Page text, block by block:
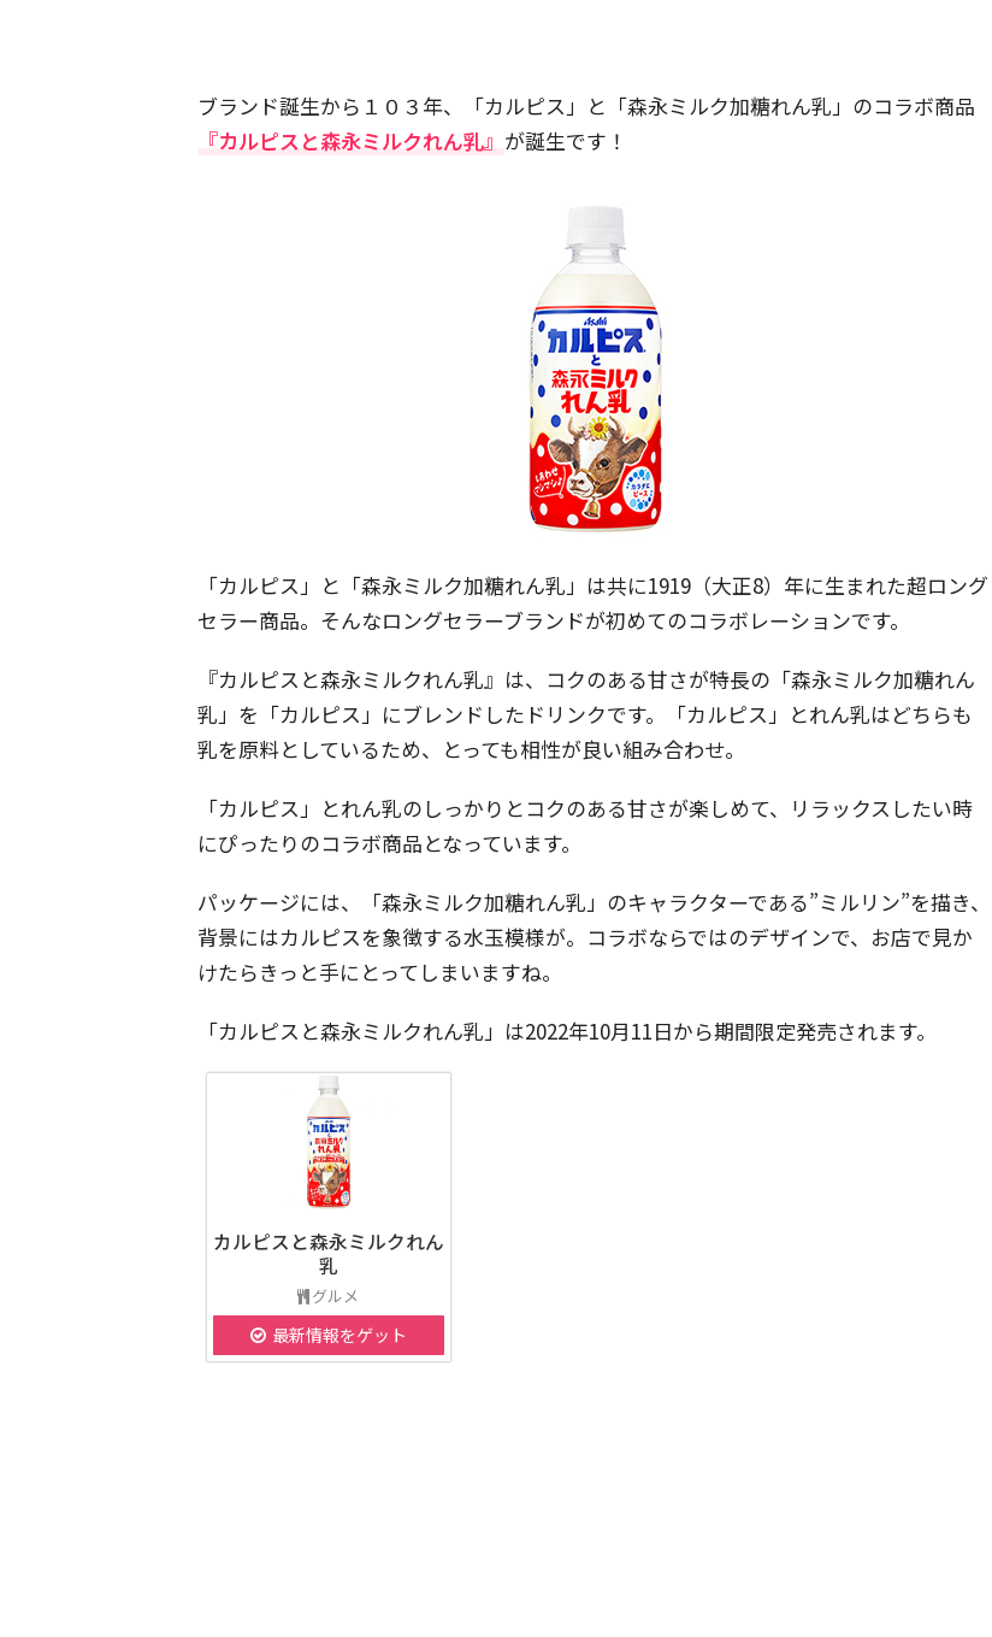
ブランド誕生から１０３年、「カルピス」と「森永ミルク加糖れん乳」のコラボ商品
『カルピスと森永ミルクれん乳』 が誕生です！
「カルピス」と「森永ミルク加糖れん乳」は共に1919（大正8）年に生まれた超ロング
セラー商品。そんなロングセラーブランドが初めてのコラボレーションです。
『カルピスと森永ミルクれん乳』は、コクのある甘さが特長の「森永ミルク加糖れん
乳」を「カルピス」にブレンドしたドリンクです。「カルピス」とれん乳はどちらも
乳を原料としているため、とっても相性が良い組み合わせ。
「カルピス」とれん乳のしっかりとコクのある甘さが楽しめて、リラックスしたい時
にぴったりのコラボ商品となっています。
パッケージには、「森永ミルク加糖れん乳」のキャラクターである”ミルリン”を描き、
背景にはカルピスを象徴する水玉模様が。コラボならではのデザインで、お店で見か
けたらきっと手にとってしまいますね。
「カルピスと森永ミルクれん乳」は2022年10月11日から期間限定発売されます。
カルピスと森永ミルクれん
乳
グルメ
最新情報をゲット